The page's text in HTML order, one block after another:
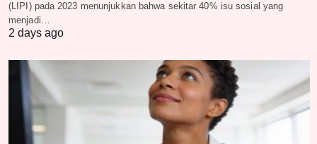
(LIPI) pada 2023 menunjukkan bahwa sekitar 40% isu sosial yang
menjadi…
2 days ago